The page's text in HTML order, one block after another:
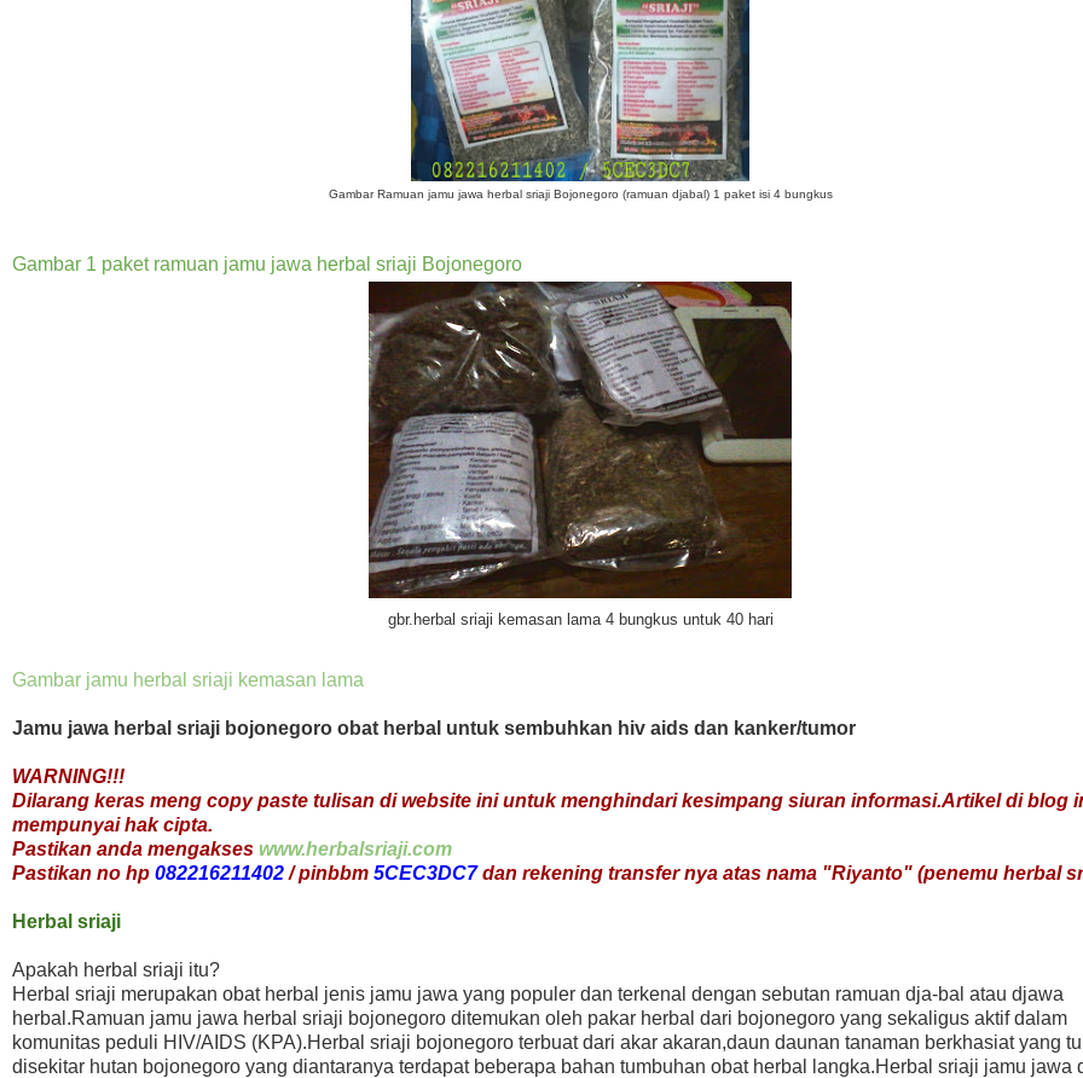
Gambar Ramuan jamu jawa herbal sriaji Bojonegoro (ramuan djabal) 1 paket isi 4 bungkus
Gambar 1 paket ramuan jamu jawa herbal sriaji Bojonegoro
gbr.herbal sriaji kemasan lama 4 bungkus untuk 40 hari
Gambar jamu herbal sriaji kemasan lama
Jamu jawa herbal sriaji bojonegoro obat herbal untuk sembuhkan hiv aids dan kanker/tumor
WARNING!!!
Dilarang keras meng copy paste tulisan di website ini untuk menghindari kesimpang siuran informasi.Artikel di blog
mempunyai hak cipta.
Pastikan anda mengakses www.herbalsriaji.com
Pastikan no hp 082216211402 / pinbbm 5CEC3DC7dan rekening transfer nya atas nama "Riyanto" (penemu herbal
Herbal sriaji
Apakah herbal sriaji itu?
Herbal sriaji merupakan obat herbal jenis jamu jawa yang populer dan terkenal dengan sebutan ramuan dja-bal atau djawa
herbal.Ramuan jamu jawa herbal sriaji bojonegoro ditemukan oleh pakar herbal dari bojonegoro yang sekaligus aktif dalam
komunitas peduli HIV/AIDS (KPA).Herbal sriaji bojonegoro terbuat dari akar akaran,daun daunan tanaman berkhasiat yang
disekitar hutan bojonegoro yang diantaranya terdapat beberapa bahan tumbuhan obat herbal langka.Herbal sriaji jamu jawa